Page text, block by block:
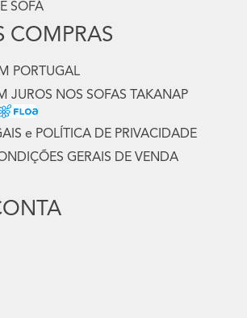
SOFÁ
COMPRAS
PORTUGAL
JUROS NOS SOFAS TAKANAP
e POLÍTICA DE PRIVACIDADE
GERAIS DE VENDA